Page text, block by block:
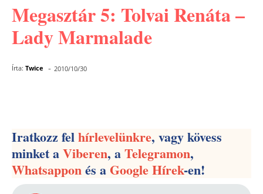
Megasztár 5: Tolvai Renáta –
Lady Marmalade
Írta: Twice - 2010/10/30
Iratkozz felhírlevelünkre, vagy kövess
minket aViberen, aTelegramon,
Whatsapponés aGoogle Hírek-en!